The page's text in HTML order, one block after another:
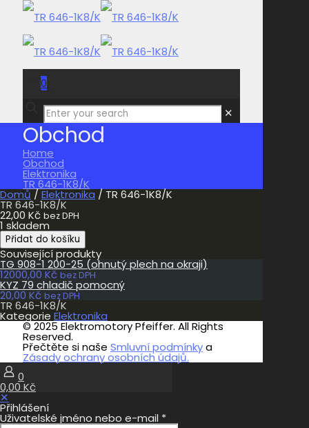
0
0,00 Kč
✕
Obchod
Home
Obchod
Elektronika
TR 646-1K8/K
Domů / Elektronika / TR 646-1K8/K
TR 646-1K8/K
22,00 Kč bez DPH
1 skladem
TR
646-
1K8/K
množství
Přidat do košíku
Související produkty
TG 908-1 200-25 (ohnutý plech na okraji)
12000,00 Kč bez DPH
KYZ 79 chladič pomocný
20,00 Kč bez DPH
TR 646-1K8/K
Kategorie Elektronika
© 2025 Elektromotory Pfeiffer. All Rights
Reserved.
Přečtěte si naše Smluvní podmínkya
Zásady ochrany osobních údajů.
0
0,00 Kč
✕
Přihlášení
Uživatelské jméno nebo e-mail *